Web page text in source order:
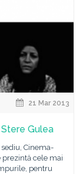
21 Mar 2013
Gulea
Cinema-
prezintă cele mai
pentru